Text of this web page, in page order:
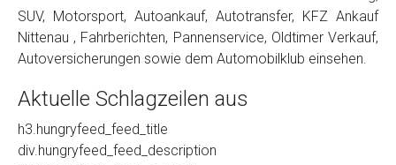
SUV, Motorsport, Autoankauf, Autotransfer, KFZ Ankauf
Nittenau , Fahrberichten, Pannenservice, Oldtimer Verkauf,
Autoversicherungen sowie dem Automobilklub einsehen.
Aktuelle Schlagzeilen aus
h3.hungryfeed_feed_title
div.hungryfeed_feed_description